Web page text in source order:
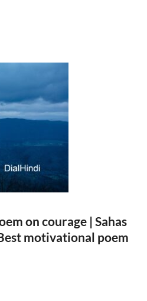
on courage | Sahas
motivational poem